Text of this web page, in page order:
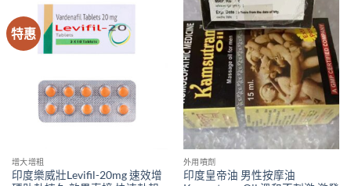
特惠
增大增粗
印度樂威壯Levifil-20mg 速效增
外用噴劑
印度皇帝油 男性按摩油